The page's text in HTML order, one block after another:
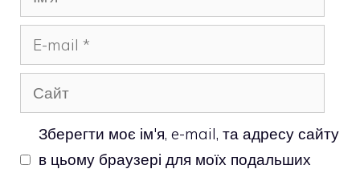
mail
Сайт
Зберегти моє ім'я, e-mail, та адресу сайту
в цьому браузері для моїх подальших